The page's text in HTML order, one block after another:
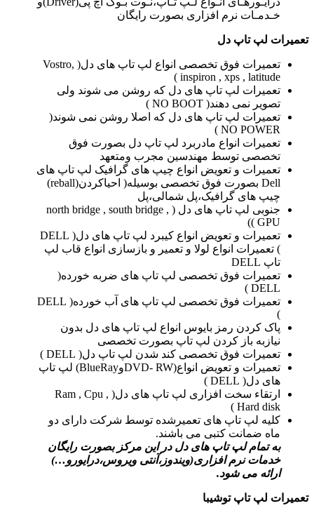
خـدمـات نرم افزاری بصورت رایگان
تعمیرات لپ تاپ دل
تعمیرات فوق تخصصی انواع لپ تاپ های دل( Vostro,
inspiron , xps , latitude )
تعمیرات لپ تاپ های دل که روشن می شوند ولی
تصویر نمی دهند( NO BOOT )
تعمیرات لپ تاپ های دل که اصلا روشن نمی شوند(
NO POWER )
تعمیرات انواع مادربرد لپ تاپ دل بصورت فوق
تخصصی توسط مهندسین مجرب ومتعهد
تعمیرات و تعویض انواع چیپ های گرافیک لپ تاپ های
Dell بصورت فوق تخصصی بوسیله( احیاکردن(reball)
چیپ های گرافیک،پل شمالی،پل
جنوبی لپ تاپ های دل ( north bridge , south bridge ,
GPU ))
تعمیرات و تعویض انواع کیبرد لپ تاپ های دل( DELL
) تعمیرات انواع لولا و تعمیر و بازسازی انواع قاب لپ
تاپ DELL
تعمیرات فوق تخصصی لپ تاپ های ضربه خورده(
DELL )
تعمیرات فوق تخصصی لپ تاپ های آب خورده( DELL
)
پاک کردن رمز بایوس انواع لپ تاپ های دل بدون
نیازبه باز کردن لپ تاپ بصورت تخصصی
تعمیرات فوق تخصصی کند شدن لپ تاپ دل( DELL )
تعمیرات و تعویض انواع(DVD- RWوBlueRay) لپ تاپ
های دل( DELL )
ارتقاء سخت افزاری لپ تاپ های دل( Ram , Cpu ,
Hard disk )
کلیه لپ تاپ های تعمیرشده توسط شرکت دارای دو
ماه ضمانت کتبی می باشند.
به تمام لپ تاپ های دل در این مرکز بصورت رایگان
خدمات نرم افزاری(ویندوز،آنتی ویروس،درایورو…)
ارائه می شود.
تعمیرات لپ تاپ توشیبا